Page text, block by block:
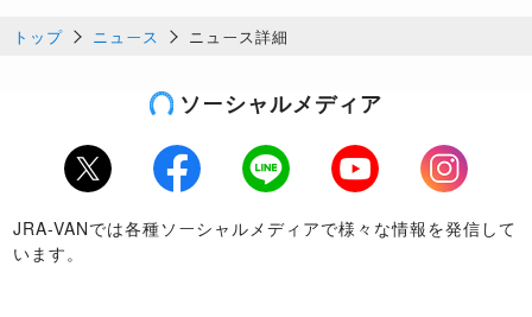
トップ ニュース ニュース詳細
ソーシャルメディア
Twitter Facebook LINE Youtube
Instagram
JRA-VANでは各種ソーシャルメディアで様々な情報を発信して
います。